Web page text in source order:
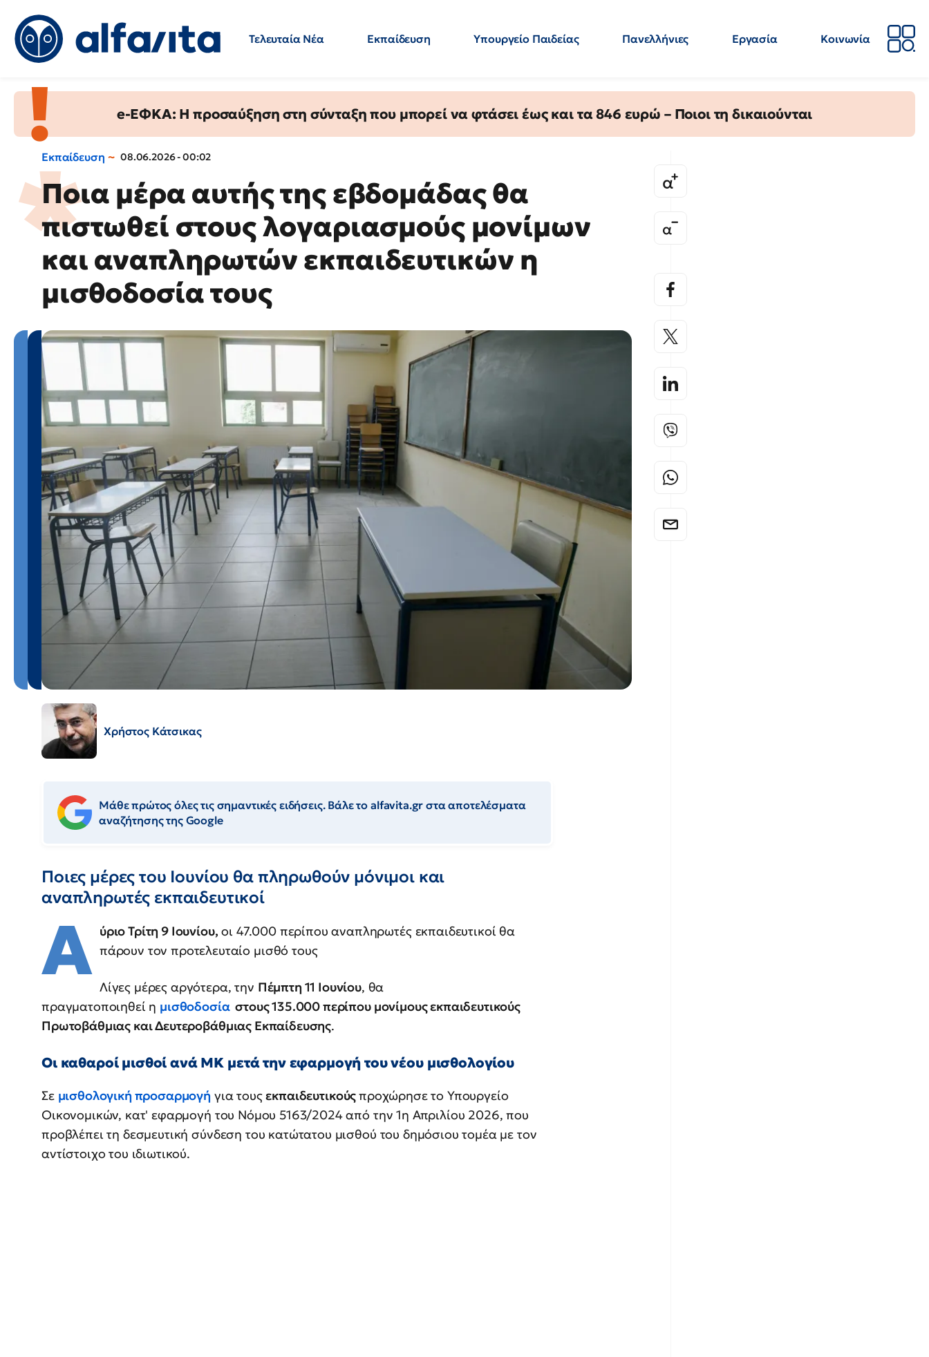
Τελευταία Νέα Εκπαίδευση Υπουργείο Παιδείας Πανελλήνιες Εργασία
Κοινωνία
e-ΕΦΚΑ: Η προσαύξηση στη σύνταξη που μπορεί να φτάσει έως και τα 846 ευρώ – Ποιοι τη δικαιούνται
Εκπαίδευση 08.06.2026 - 00:02
Ποια μέρα αυτής της εβδομάδας θα
πιστωθεί στους λογαριασμούς μονίμων
και αναπληρωτών εκπαιδευτικών η
μισθοδοσία τους
Χρήστος Κάτσικας
Μάθε πρώτος όλες τις σημαντικές ειδήσεις. Βάλε το alfavita.gr στα αποτελέσματα
αναζήτησης της Google
Ποιες μέρες του Ιουνίου θα πληρωθούν μόνιμοι και
αναπληρωτές εκπαιδευτικοί
Α ύριο Τρίτη 9 Ιουνίου, οι 47.000 περίπου αναπληρωτές εκπαιδευτικοί θα
πάρουν τον προτελευταίο μισθό τους
Λίγες μέρες αργότερα, την Πέμπτη 11 Ιουνίου, θα
πραγματοποιηθεί η μισθοδοσίαστους 135.000 περίπου μονίμους εκπαιδευτικούς
Πρωτοβάθμιας και Δευτεροβάθμιας Εκπαίδευσης.
Οι καθαροί μισθοί ανά ΜΚ μετά την εφαρμογή του νέου μισθολογίου
Σε μισθολογική προσαρμογή για τουςεκπαιδευτικούςπροχώρησε το Υπουργείο
Οικονομικών, κατ' εφαρμογή του Νόμου 5163/2024 από την 1η Απριλίου 2026, που
προβλέπει τη δεσμευτική σύνδεση του κατώτατου μισθού του δημόσιου τομέα με τον
αντίστοιχο του ιδιωτικού.